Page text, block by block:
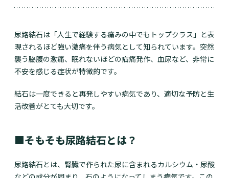
尿路結石は「人生で経験する痛みの中でもトップクラス」と表
現されるほど強い激痛を伴う病気として知られています。突然
襲う脇腹の激痛、眠れないほどの疝痛発作、血尿など、非常に
不安を感じる症状が特徴的です。
結石は一度できると再発しやすい病気であり、適切な予防と生
活改善がとても大切です。
■そもそも尿路結石とは？
尿路結石とは、腎臓で作られた尿に含まれるカルシウム・尿酸